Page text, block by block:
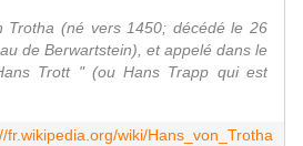
Trotha (né vers 1450; décédé le 26
de Berwartstein), et appelé dans le
Trott " (ou Hans Trapp qui est
fr.wikipedia.org/wiki/Hans_von_Trotha